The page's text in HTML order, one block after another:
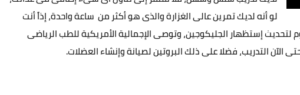
لو أنه لديك تمرين عالى الغزارة والذى هو أكثر من ساعة واحدة، إذاً أنت
لتحديث إستظهار الجليكوجين، وتوصى الإجمالية الأمريكية للطب الرياضى
التدريب، فضلا على ذلك البروتين لصيانة وإنشاء العضلات.